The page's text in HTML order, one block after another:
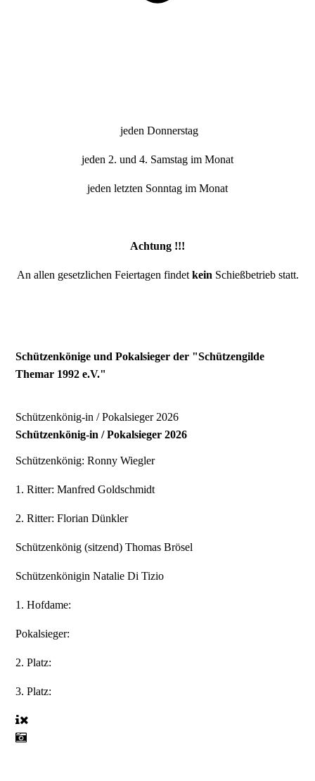
jeden Donnerstag
jeden 2. und 4. Samstag im Monat
jeden letzten Sonntag im Monat
Achtung !!!
An allen gesetzlichen Feiertagen findetkein Schießbetrieb statt.
Schützenkönige und Pokalsieger der "Schützengilde
Themar 1992 e.V."
Schützenkönig-in / Pokalsieger 2026
Schützenkönig-in / Pokalsieger 2026
Schützenkönig:Ronny Wiegler
1. Ritter:Manfred Goldschmidt
2. Ritter:Florian Dünkler
Schützenkönig (sitzend)Thomas Brösel
SchützenköniginNatalie Di Tizio
1. Hofdame:
Pokalsieger:
2. Platz:
3. Platz: